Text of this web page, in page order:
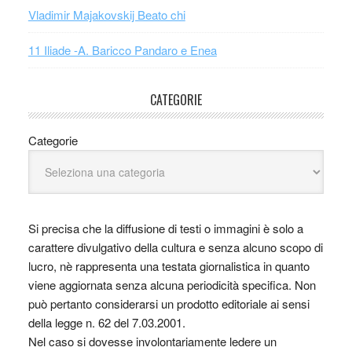
Vladimir Majakovskij Beato chi
11 Iliade -A. Baricco Pandaro e Enea
CATEGORIE
Categorie
Si precisa che la diffusione di testi o immagini è solo a
carattere divulgativo della cultura e senza alcuno scopo di
lucro, nè rappresenta una testata giornalistica in quanto
viene aggiornata senza alcuna periodicità specifica. Non
può pertanto considerarsi un prodotto editoriale ai sensi
della legge n. 62 del 7.03.2001.
Nel caso si dovesse involontariamente ledere un